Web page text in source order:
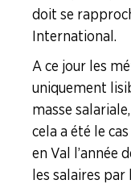
doit se
International.
A ce jour les
uniquement
masse
cela a été le
en Val l’année
les salaires par